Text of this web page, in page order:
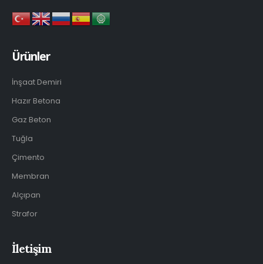
Ürünler
İnşaat Demiri
Hazır Betona
Gaz Beton
Tuğla
Çimento
Membran
Alçıpan
Strafor
İletişim